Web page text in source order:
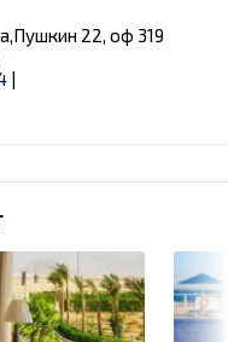
22, оф 319
|